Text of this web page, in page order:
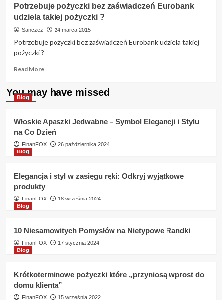
Potrzebuje pożyczki bez zaświadczeń Eurobank
udziela takiej pożyczki ?
Sanczez 24 marca 2015
Potrzebuje pożyczki bez zaświadczeń Eurobank udziela takiej
pożyczki ?
Read MoreRead
about
Potrzebuje
zaświadczeń
Eurobank
udziela
You may have missed
Blog
Włoskie Apaszki Jedwabne – Symbol Elegancji i Stylu
na Co Dzień
FinanFOX
26 października 2024
Blog
Elegancja i styl w zasięgu ręki: Odkryj wyjątkowe
produkty
FinanFOX
18 września 2024
Blog
10 Niesamowitych Pomysłów na Nietypowe Randki
FinanFOX
17 stycznia 2024
Blog
Krótkoterminowe pożyczki które „przyniosą wprost do
domu klienta”
FinanFOX 15 września 2022